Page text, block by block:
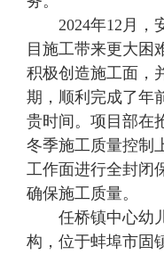
2024年12月，
目施工带来更大困
积极创造施工面，
期，顺利完成了年
贵时间。项目部在
冬季施工质量控制
工作面进行全封闭
确保施工质量。
任桥镇中心幼儿
构，位于蚌埠市固